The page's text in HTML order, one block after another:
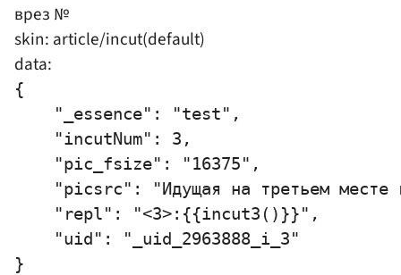
врез №
skin: article/incut(default)
data:
{
    "_essence": "test",
    "incutNum": 3,
    "pic_fsize": "16375",
"picsrc": "Идущая на третьем
    "repl": "<3>:{{incut3()}}",
    "uid": "_uid_2963888_i_3"